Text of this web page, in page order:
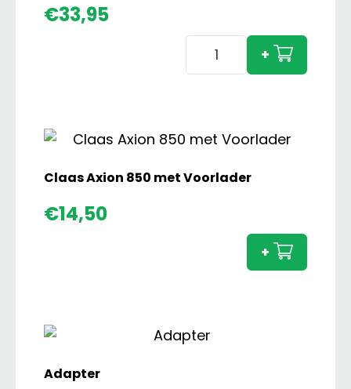
€33,95
Claas
Axion
+
Claas Axion 850 met Voorlader
€14,50
met
+
Adapter